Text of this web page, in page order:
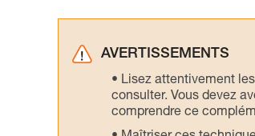
AVERTISSEMENTS
Lisez attentivement
consulter. Vous devez
comprendre ce